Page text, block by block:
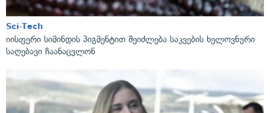
Sci-Tech
იისფერი სიმინდის პიგმენტით შეიძლება საკვების ხელოვნური
საღებავი ჩაანაცვლონ